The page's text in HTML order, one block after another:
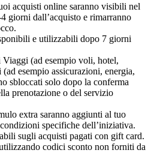
acquisti online saranno visibili nel
giorni dall’acquisto e rimarranno
e utilizzabili dopo 7 giorni
(ad esempio voli, hotel,
esempio assicurazioni, energia,
sbloccati solo dopo la conferma
prenotazione o del servizio
extra saranno aggiunti al tuo
specifiche dell’iniziativa.
sugli acquisti pagati con gift card.
codici sconto non forniti da